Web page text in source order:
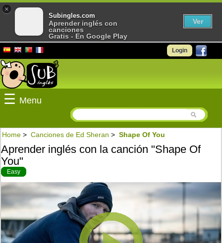
Login
☰ Menu
Home > Canciones de Ed Sheran > Shape Of You
Aprender inglés con la canción "Shape Of
You"
Easy
×
Subingles.com
Aprender inglés con
canciones
Gratis - En Google Play
Ver